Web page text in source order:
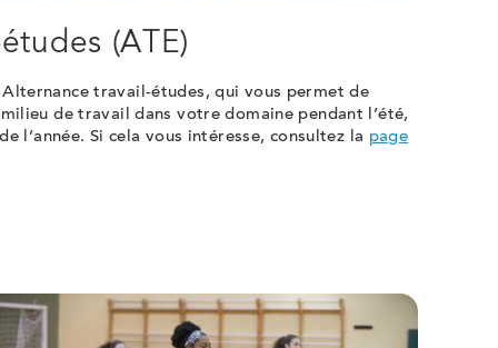
(ATE)
travail-études, qui vous permet de
de travail dans votre domaine pendant l’été,
l’année. Si cela vous intéresse, consultez la page